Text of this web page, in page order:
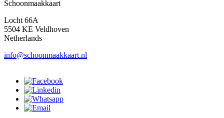
Schoonmaakkaart
Locht 66A
5504 KE Veldhoven
Netherlands
info@schoonmaakkaart.nl